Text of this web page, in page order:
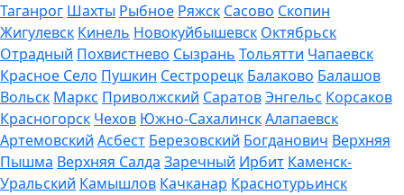
Таганрог Шахты Рыбное Ряжск Сасово Скопин
Жигулевск Кинель Новокуйбышевск Октябрьск
Отрадный Похвистнево Сызрань Тольятти Чапаевск
Красное Село Пушкин Сестрорецк Балаково Балашов
Вольск Маркс Приволжский СаратовЭнгельс Корсаков
Красногорск Чехов Южно-СахалинскАлапаевск
Артемовский Асбест Березовский Богданович Верхняя
Пышма Верхняя Салда Заречный Ирбит Каменск-
Уральский Камышлов Качканар Краснотурьинск